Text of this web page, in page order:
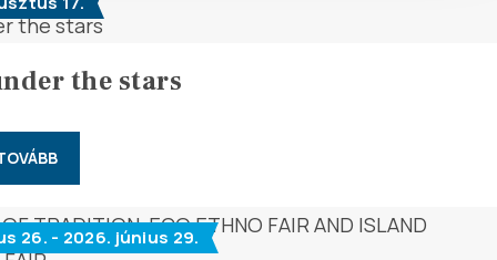
the stars
26. - 2026. június 29.